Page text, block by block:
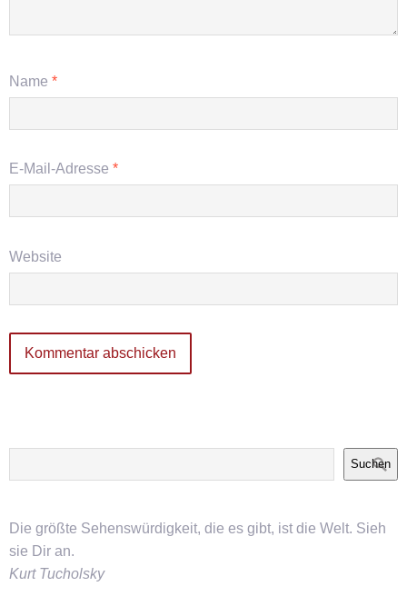
Name *
E-Mail-Adresse *
Website
Suchen
Die größte Sehenswürdigkeit, die es gibt, ist die Welt. Sieh
sie Dir an.
Kurt Tucholsky